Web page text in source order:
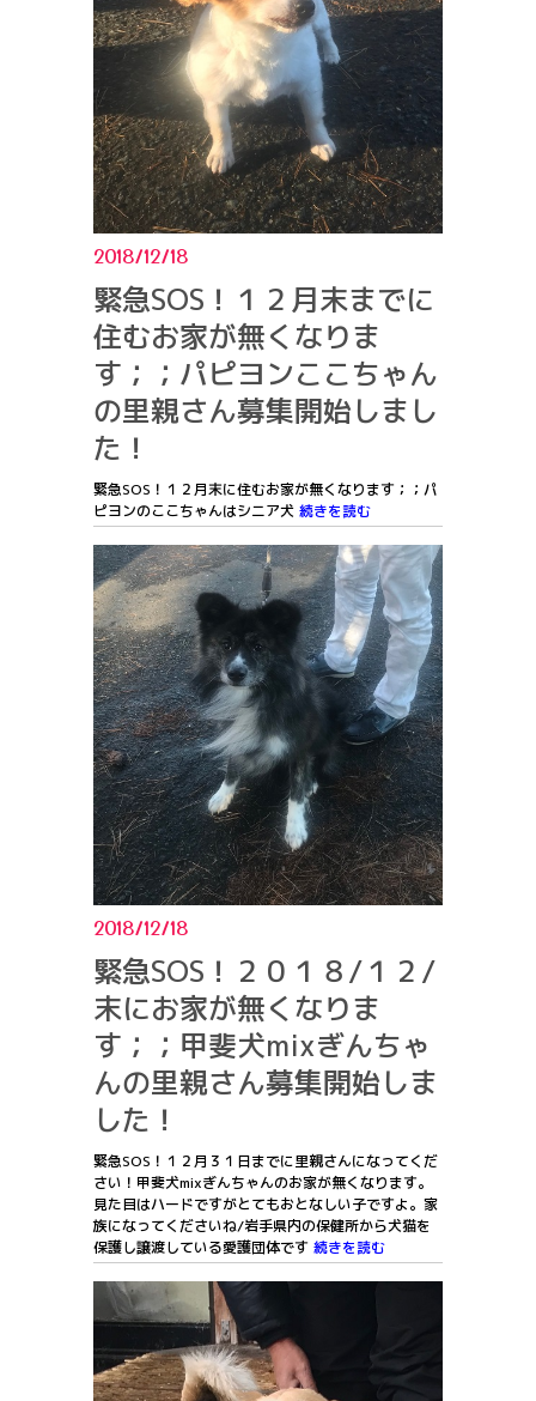
2018/12/18
緊急SOS！１２月末までに
住むお家が無くなりま
す；；パピヨンここちゃん
の里親さん募集開始しまし
た！
緊急SOS！１２月末に住むお家が無くなります；；パ
ピヨンのここちゃんはシニア犬 続きを読む
2018/12/18
緊急SOS！２０１８/１２/
末にお家が無くなりま
す；；甲斐犬mixぎんちゃ
んの里親さん募集開始しま
した！
緊急SOS！１２月３１日までに里親さんになってくだ
さい！甲斐犬mixぎんちゃんのお家が無くなります。
見た目はハードですがとてもおとなしい子ですよ。家
族になってくださいね/岩手県内の保健所から犬猫を
保護し譲渡している愛護団体です 続きを読む